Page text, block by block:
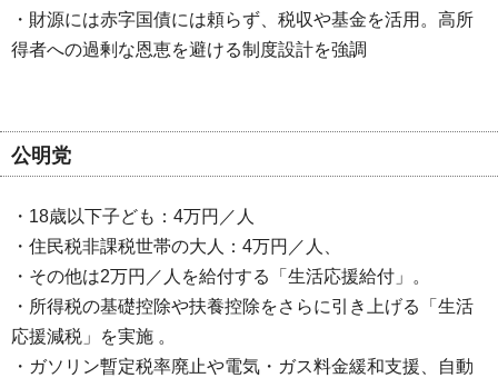
・財源には赤字国債には頼らず、税収や基金を活用。高所
得者への過剰な恩恵を避ける制度設計を強調
公明党
・18歳以下子ども：4万円／人
・住民税非課税世帯の大人：4万円／人、
・その他は2万円／人を給付する「生活応援給付」。
・所得税の基礎控除や扶養控除をさらに引き上げる「生活
応援減税」を実施 。
・ガソリン暫定税率廃止や電気・ガス料金緩和支援、自動